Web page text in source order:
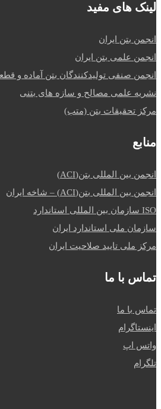
لینک های مفید
انجمن بتن ایران
انجمن علمی بتن ایران
انجمن صنفی تولیدکنندگان بتن آماده و
نشریه علمی مصالح و سازه های بتنی
مرکز تحقیقات بتن (متب)
منابع
انجمن بین المللی بتن(ACI)
انجمن بین المللی بتن(ACI) – شاخه ایران
ISO سازمان بین المللی استاندارد
سازمان ملی استاندارد ایران
مرکز ملی تایید صلاحیت ایران
تماس با ما
تماس با ما
اینستاگرام
واتس اپ
تلگرام